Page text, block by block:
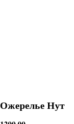
Ожерелье Нут